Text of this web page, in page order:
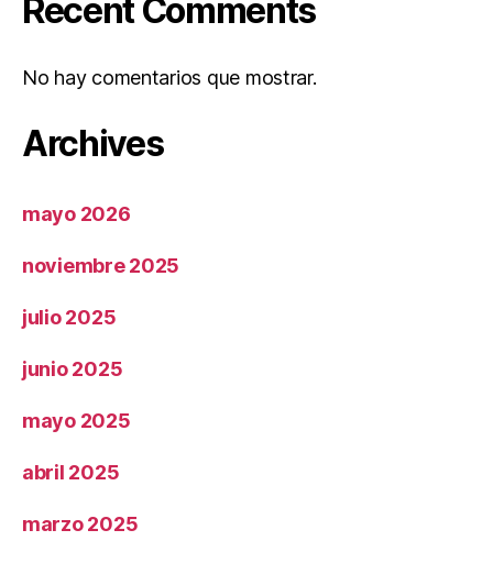
Recent Comments
No hay comentarios que mostrar.
Archives
mayo 2026
noviembre 2025
julio 2025
junio 2025
mayo 2025
abril 2025
marzo 2025